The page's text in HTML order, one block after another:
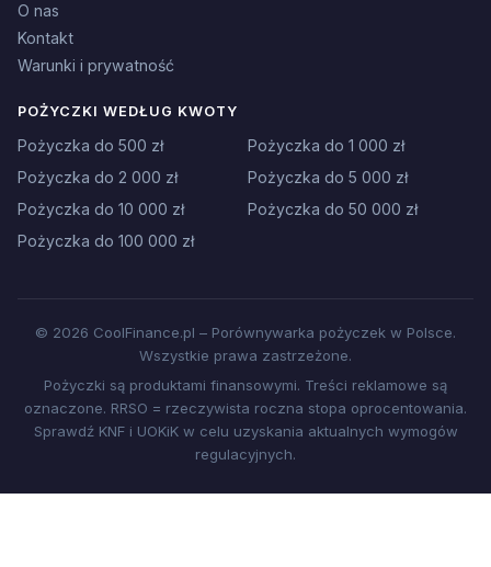
O nas
Kontakt
Warunki i prywatność
POŻYCZKI WEDŁUG KWOTY
Pożyczka do 500 zł
Pożyczka do 1 000 zł
Pożyczka do 2 000 zł
Pożyczka do 5 000 zł
Pożyczka do 10 000 zł
Pożyczka do 50 000 zł
Pożyczka do 100 000 zł
© 2026 CoolFinance.pl – Porównywarka pożyczek w Polsce.
Wszystkie prawa zastrzeżone.
Pożyczki są produktami finansowymi. Treści reklamowe są
oznaczone. RRSO = rzeczywista roczna stopa oprocentowania.
Sprawdź KNF i UOKiK w celu uzyskania aktualnych wymogów
regulacyjnych.